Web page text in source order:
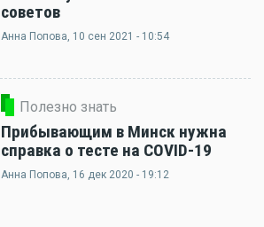
советов
Анна Попова, 10 сен 2021 - 10:54
Полезно знать
Прибывающим в Минск нужна
справка о тесте на COVID-19
Анна Попова, 16 дек 2020 - 19:12